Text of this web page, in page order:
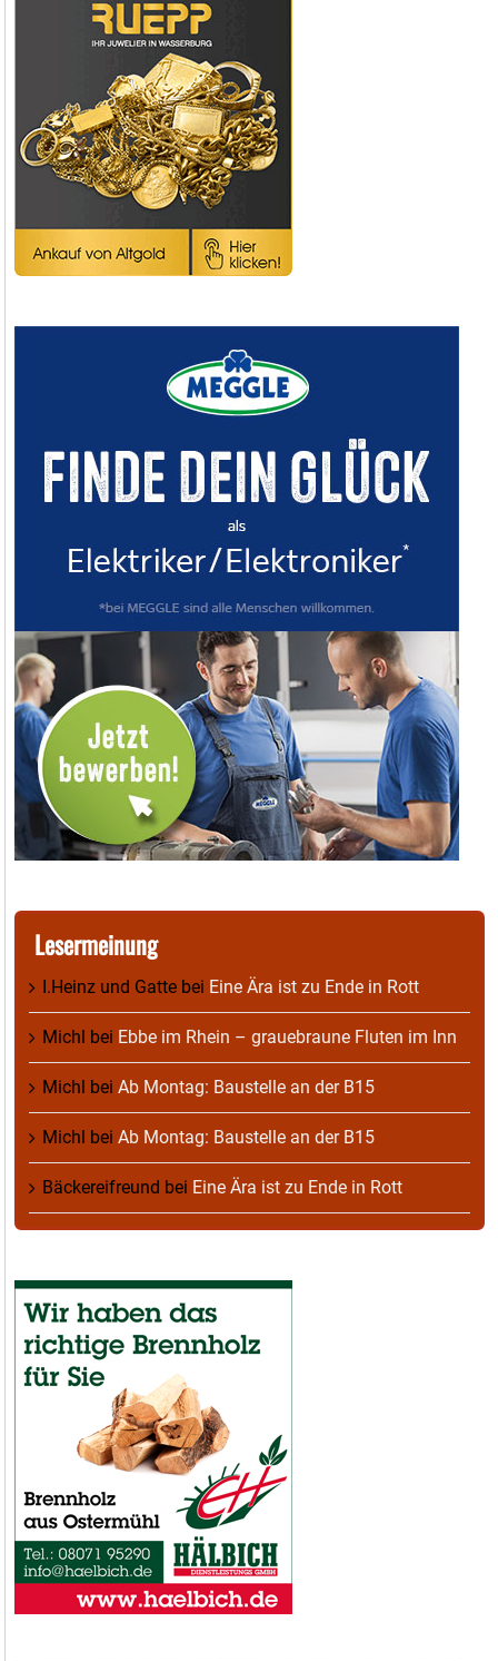
Lesermeinung
I.Heinz und Gatte bei Eine Ära ist zu Ende in Rott
Michl bei Ebbe im Rhein – grauebraune Fluten im Inn
Michl bei Ab Montag: Baustelle an der B15
Michl bei Ab Montag: Baustelle an der B15
Bäckereifreund bei Eine Ära ist zu Ende in Rott